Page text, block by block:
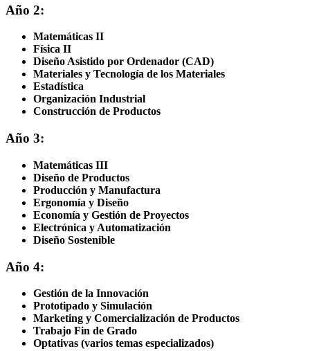
Año 2:
Matemáticas II
Física II
Diseño Asistido por Ordenador (CAD)
Materiales y Tecnología de los Materiales
Estadística
Organización Industrial
Construcción de Productos
Año 3:
Matemáticas III
Diseño de Productos
Producción y Manufactura
Ergonomía y Diseño
Economía y Gestión de Proyectos
Electrónica y Automatización
Diseño Sostenible
Año 4:
Gestión de la Innovación
Prototipado y Simulación
Marketing y Comercialización de Productos
Trabajo Fin de Grado
Optativas (varios temas especializados)